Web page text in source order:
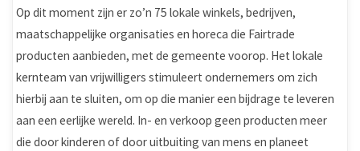
Op dit moment zijn er zo’n 75 lokale winkels, bedrijven,
maatschappelijke organisaties en horeca die Fairtrade
producten aanbieden, met de gemeente voorop. Het lokale
kernteam van vrijwilligers stimuleert ondernemers om zich
hierbij aan te sluiten, om op die manier een bijdrage te leveren
aan een eerlijke wereld. In- en verkoop geen producten meer
die door kinderen of door uitbuiting van mens en planeet